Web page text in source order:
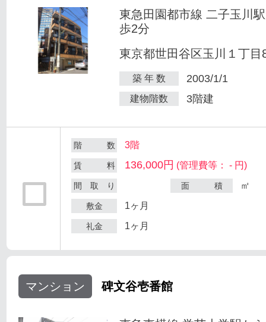
東急田園都市線 二子玉川
歩2分
東京都世田谷区玉川１丁目
築 年 数 2003/1/1
建物階数 3階建
階 数 3階
賃 料 136,000円 (管理費等： - 円)
間 取 り 面 積 ㎡
敷金 1ヶ月
礼金 1ヶ月
マンション 碑文谷壱番館